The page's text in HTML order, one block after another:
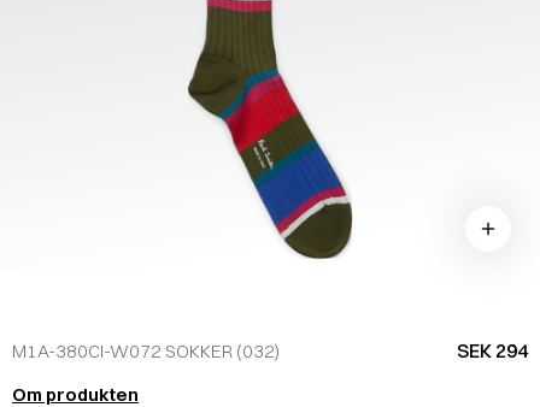
M1A-380CI-W072 SOKKER (032) SEK 294
Om produkten